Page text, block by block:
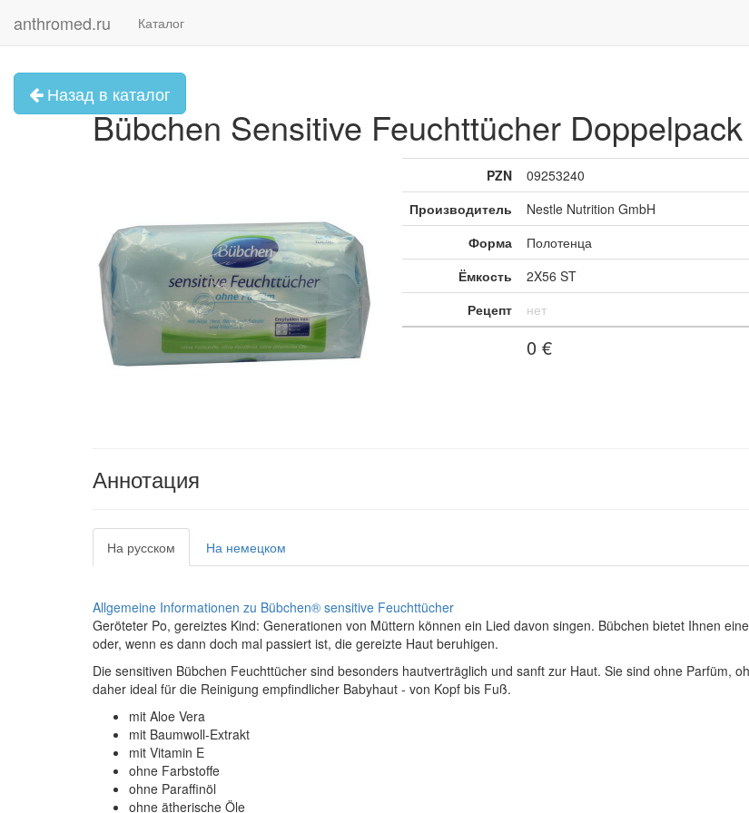
anthromed.ru Каталог
Назад в каталог
Bübchen Sensitive Feuchttücher
PZN
09253240
Производитель
Nestle Nutrition GmbH
Форма
Полотенца
Ёмкость
2X56 ST
Рецепт
нет
0 €
Аннотация
На русском На немецком
Allgemeine Informationen zu Bübchen® sensitive Feuchttücher
Geröteter Po, gereiztes Kind: Generationen von Müttern können ein Lied davon singen. Bübchen bietet Ihnen
oder, wenn es dann doch mal passiert ist, die gereizte Haut beruhigen.
Die sensitiven Bübchen Feuchttücher sind besonders hautverträglich und sanft zur Haut. Sie sind ohne Parfüm,
daher ideal für die Reinigung empfindlicher Babyhaut - von Kopf bis Fuß.
mit Aloe Vera
mit Baumwoll-Extrakt
mit Vitamin E
ohne Farbstoffe
ohne Paraffinöl
ohne ätherische Öle